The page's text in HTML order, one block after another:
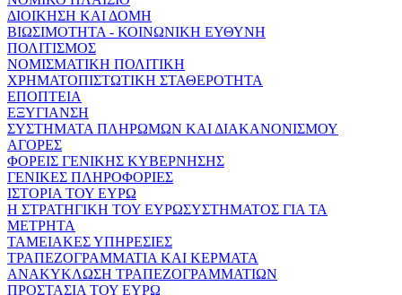
ΔΙΟΙΚΗΣΗ ΚΑΙ ΔΟΜΗ
ΒΙΩΣΙΜΟΤΗΤΑ - ΚΟΙΝΩΝΙΚΗ ΕΥΘΥΝΗ
ΠΟΛΙΤΙΣΜΟΣ
ΝΟΜΙΣΜΑΤΙΚΗ ΠΟΛΙΤΙΚΗ
ΧΡΗΜΑΤΟΠΙΣΤΩΤΙΚΗ ΣΤΑΘΕΡΟΤΗΤΑ
ΕΠΟΠΤΕΙΑ
ΕΞΥΓΙΑΝΣΗ
ΣΥΣΤΗΜΑΤΑ ΠΛΗΡΩΜΩΝ ΚΑΙ ΔΙΑΚΑΝΟΝΙΣΜΟΥ
ΑΓΟΡΕΣ
ΦΟΡΕΙΣ ΓΕΝΙΚΗΣ ΚΥΒΕΡΝΗΣΗΣ
ΓΕΝΙΚΕΣ ΠΛΗΡΟΦΟΡΙΕΣ
ΙΣΤΟΡΙΑ ΤΟΥ ΕΥΡΩ
Η ΣΤΡΑΤΗΓΙΚΗ ΤΟΥ ΕΥΡΩΣΥΣΤΗΜΑΤΟΣ ΓΙΑ ΤΑ
ΜΕΤΡΗΤΑ
ΤΑΜΕΙΑΚΕΣ ΥΠΗΡΕΣΙΕΣ
ΤΡΑΠΕΖΟΓΡΑΜΜΑΤΙΑ ΚΑΙ ΚΕΡΜΑΤΑ
ΑΝΑΚΥΚΛΩΣΗ ΤΡΑΠΕΖΟΓΡΑΜΜΑΤΙΩΝ
ΠΡΟΣΤΑΣΙΑ ΤΟΥ ΕΥΡΩ